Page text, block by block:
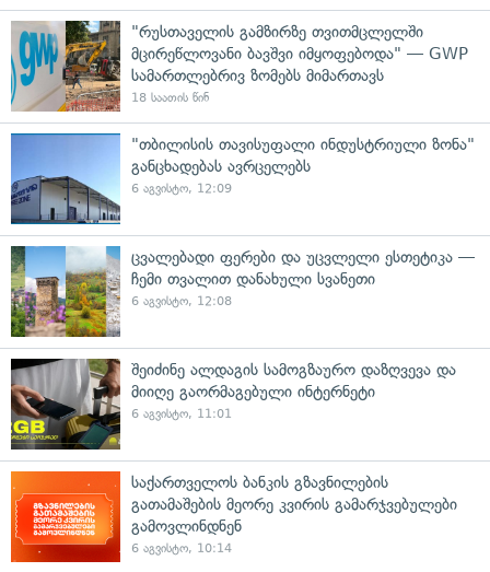
"რუსთაველის გამზირზე თვითმცლელში
მცირეწლოვანი ბავშვი იმყოფებოდა" — GWP
სამართლებრივ ზომებს მიმართავს
18 საათის წინ
"თბილისის თავისუფალი ინდუსტრიული ზონა"
განცხადებას ავრცელებს
6 აგვისტო, 12:09
ცვალებადი ფერები და უცვლელი ესთეტიკა —
ჩემი თვალით დანახული სვანეთი
6 აგვისტო, 12:08
შეიძინე ალდაგის სამოგზაურო დაზღვევა და
მიიღე გაორმაგებული ინტერნეტი
6 აგვისტო, 11:01
საქართველოს ბანკის გზავნილების
გათამაშების მეორე კვირის გამარჯვებულები
გამოვლინდნენ
6 აგვისტო, 10:14